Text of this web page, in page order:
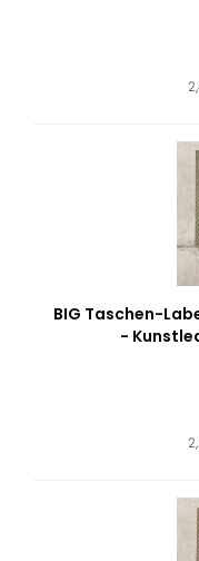
BIG Taschen-
-